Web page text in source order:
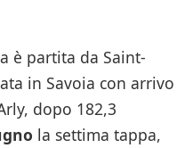
è partita da Saint-
in Savoia con arrivo
dopo 182,3
la settima tappa,